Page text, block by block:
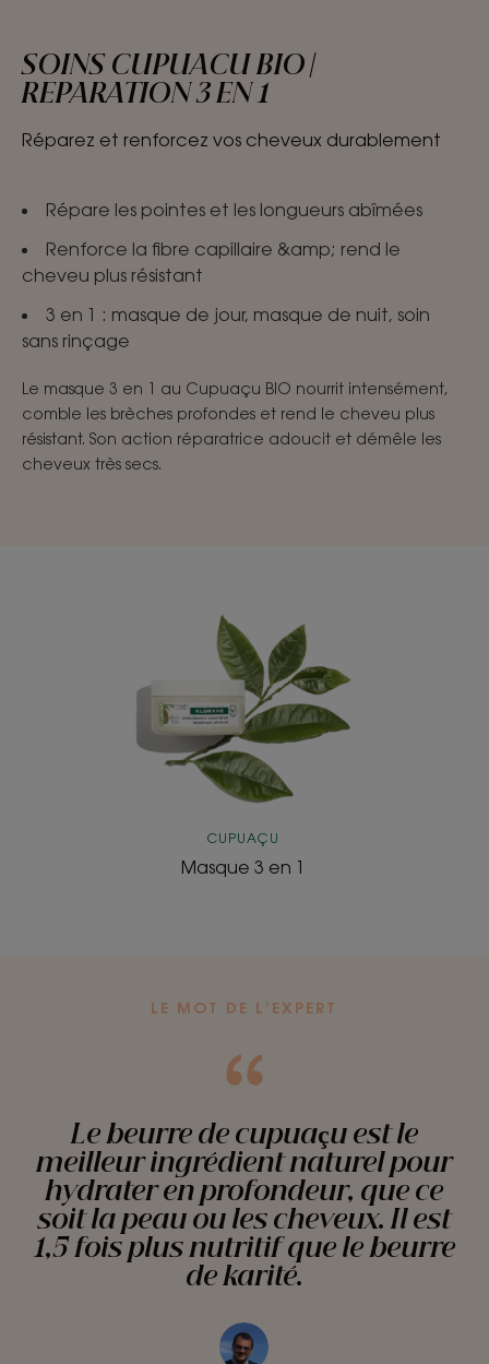
SOINS CUPUACU BIO |
REPARATION 3 EN 1
Réparez et renforcez vos cheveux durablement
Répare les pointes et les longueurs abîmées
Renforce la fibre capillaire &amp; rend le
cheveu plus résistant
3 en 1 : masque de jour, masque de nuit, soin
sans rinçage
Le masque 3 en 1 au Cupuaçu BIO nourrit intensément,
comble les brèches profondes et rend le cheveu plus
résistant. Son action réparatrice adoucit et démêle les
cheveux très secs.
3
en
1
CUPUAÇU
Masque 3 en 1
LE MOT DE L’EXPERT
Le beurre de cupuaçu est le
meilleur ingrédient naturel pour
hydrater en profondeur, que ce
soit la peau ou les cheveux. Il est
1,5 fois plus nutritif que le beurre
de karité.